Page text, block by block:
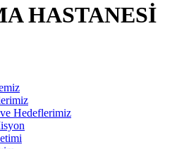
HASTANESİ
Hedeflerimiz